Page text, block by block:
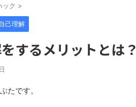
ック >
己理解
するメリットとは？
たです。